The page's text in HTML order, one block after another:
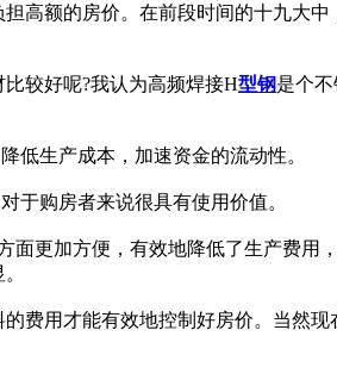
高额的房价。在前段时间的十九大
较好呢?我认为高频焊接H型钢是个
低生产成本，加速资金的流动性。
于购房者来说很具有使用价值。
更加方便，有效地降低了生产费用
费用才能有效地控制好房价。当然